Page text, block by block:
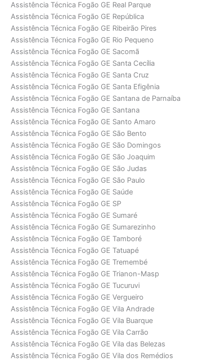
Assistência Técnica Fogão GE Real Parque
Assistência Técnica Fogão GE República
Assistência Técnica Fogão GE Ribeirão Pires
Assistência Técnica Fogão GE Rio Pequeno
Assistência Técnica Fogão GE Sacomã
Assistência Técnica Fogão GE Santa Cecília
Assistência Técnica Fogão GE Santa Cruz
Assistência Técnica Fogão GE Santa Efigênia
Assistência Técnica Fogão GE Santana de Parnaíba
Assistência Técnica Fogão GE Santana
Assistência Técnica Fogão GE Santo Amaro
Assistência Técnica Fogão GE São Bento
Assistência Técnica Fogão GE São Domingos
Assistência Técnica Fogão GE São Joaquim
Assistência Técnica Fogão GE São Judas
Assistência Técnica Fogão GE São Paulo
Assistência Técnica Fogão GE Saúde
Assistência Técnica Fogão GE SP
Assistência Técnica Fogão GE Sumaré
Assistência Técnica Fogão GE Sumarezinho
Assistência Técnica Fogão GE Tamboré
Assistência Técnica Fogão GE Tatuapé
Assistência Técnica Fogão GE Tremembé
Assistência Técnica Fogão GE Trianon-Masp
Assistência Técnica Fogão GE Tucuruvi
Assistência Técnica Fogão GE Vergueiro
Assistência Técnica Fogão GE Vila Andrade
Assistência Técnica Fogão GE Vila Buarque
Assistência Técnica Fogão GE Vila Carrão
Assistência Técnica Fogão GE Vila das Belezas
Assistência Técnica Fogão GE Vila dos Remédios